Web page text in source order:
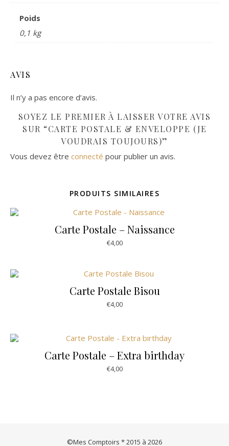
Poids
0,1 kg
AVIS
Il n’y a pas encore d’avis.
SOYEZ LE PREMIER À LAISSER VOTRE AVIS
SUR “CARTE POSTALE & ENVELOPPE (JE
VOUDRAIS TOUJOURS)”
Vous devez être connecté pour publier un avis.
PRODUITS SIMILAIRES
Carte Postale – Naissance
€4,00
Carte Postale Bisou
€4,00
Carte Postale – Extra birthday
€4,00
©Mes Comptoirs * 2015 à 2026